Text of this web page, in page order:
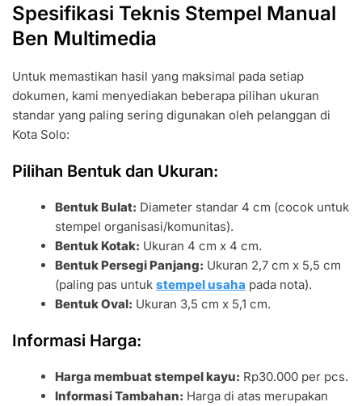
Spesifikasi Teknis Stempel Manual
Ben Multimedia
Untuk memastikan hasil yang maksimal pada setiap
dokumen, kami menyediakan beberapa pilihan ukuran
standar yang paling sering digunakan oleh pelanggan di
Kota Solo:
Pilihan Bentuk dan Ukuran:
Bentuk Bulat: Diameter standar 4 cm (cocok untuk
stempel organisasi/komunitas).
Bentuk Kotak: Ukuran 4 cm x 4 cm.
Bentuk Persegi Panjang: Ukuran 2,7 cm x 5,5 cm
(paling pas untukstempel usaha pada nota).
Bentuk Oval: Ukuran 3,5 cm x 5,1 cm.
Informasi Harga:
Harga membuat stempel kayu: Rp30.000 per pcs.
Informasi Tambahan: Harga di atas merupakan